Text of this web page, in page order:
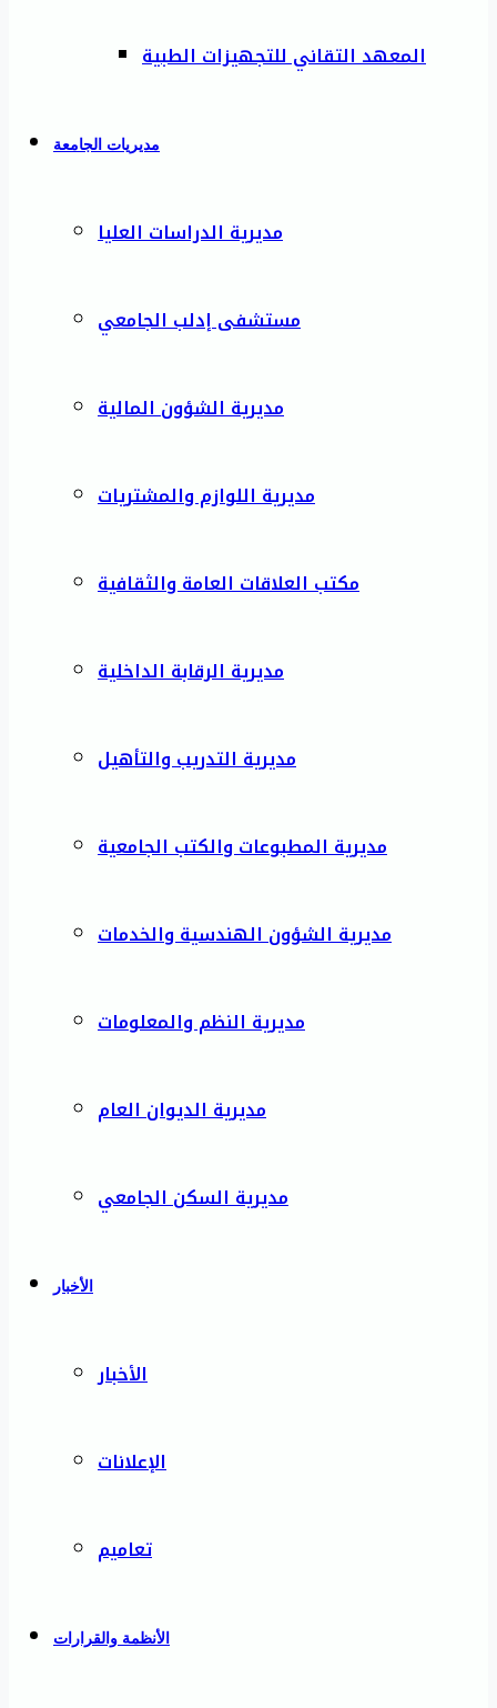
المعهد التقاني للتجهيزات الطبية
مديريات الجامعة
مديرية الدراسات العليا
مستشفى إدلب الجامعي
مديرية الشؤون المالية
مديرية اللوازم والمشتريات
مكتب العلاقات العامة والثقافية
مديرية الرقابة الداخلية
مديرية التدريب والتأهيل
مديرية المطبوعات والكتب الجامعية
مديرية الشؤون الهندسية والخدمات
مديرية النظم والمعلومات
مديرية الديوان العام
مديرية السكن الجامعي
الأخبار
الأخبار
الإعلانات
تعاميم
الأنظمة والقرارات